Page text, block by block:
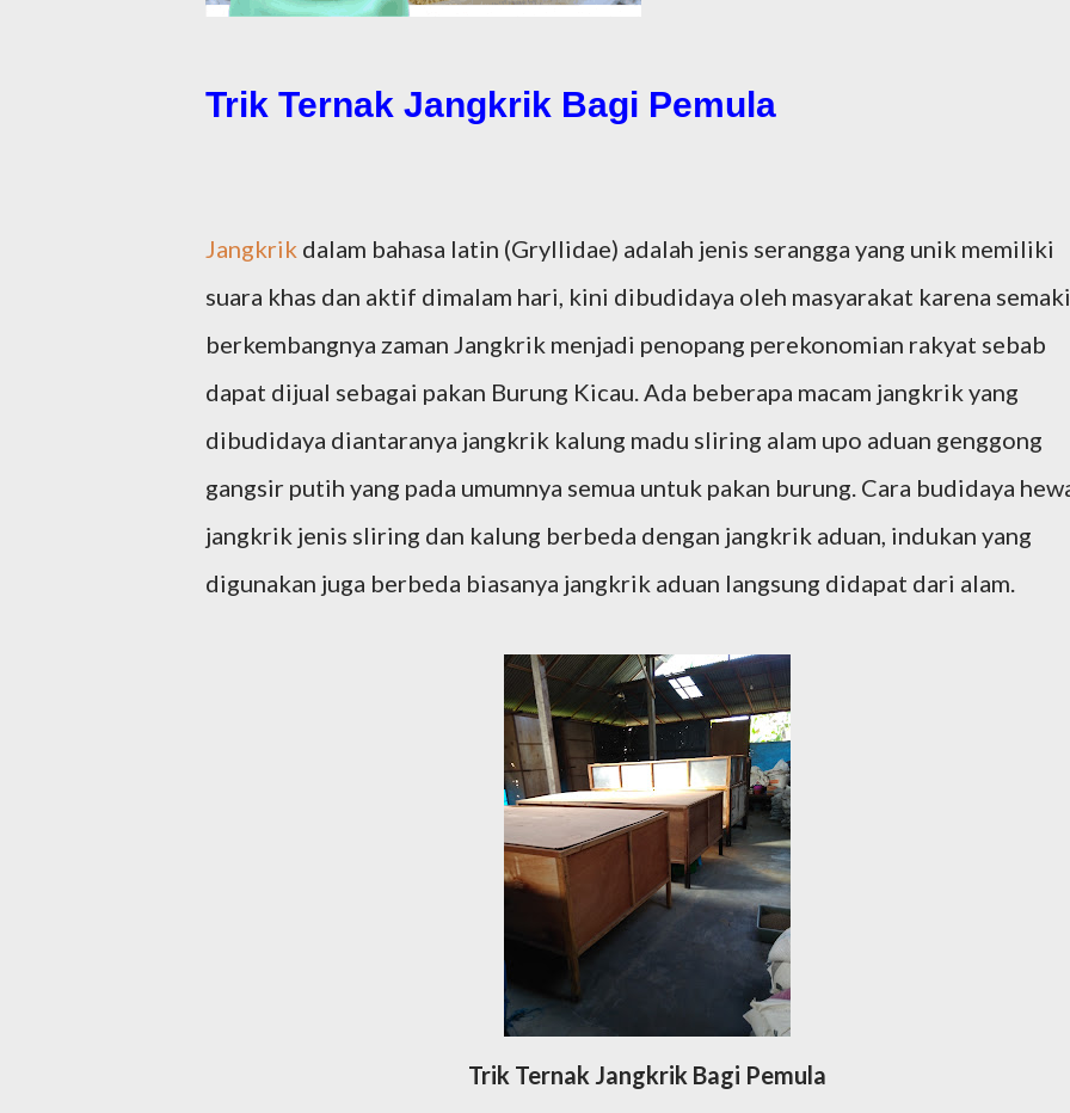
Trik Ternak Jangkrik Bagi Pemula
Jangkrik dalam bahasa latin (Gryllidae) adalah jenis serangga yang unik memiliki
suara khas dan aktif dimalam hari, kini dibudidaya oleh masyarakat karena
berkembangnya zaman Jangkrik menjadi penopang perekonomian rakyat sebab
dapat dijual sebagai pakan Burung Kicau. Ada beberapa macam jangkrik yang
dibudidaya diantaranya jangkrik kalung madu sliring alam upo aduan genggong
gangsir putih yang pada umumnya semua untuk pakan burung. Cara budidaya
jangkrik jenis sliring dan kalung berbeda dengan jangkrik aduan, indukan yang
digunakan juga berbeda biasanya jangkrik aduan langsung didapat dari alam.
Trik Ternak Jangkrik Bagi Pemula